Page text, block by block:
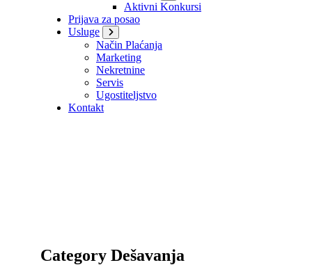
Aktivni Konkursi
Prijava za posao
Usluge
Način Plaćanja
Marketing
Nekretnine
Servis
Ugostiteljstvo
Kontakt
Category Dešavanja